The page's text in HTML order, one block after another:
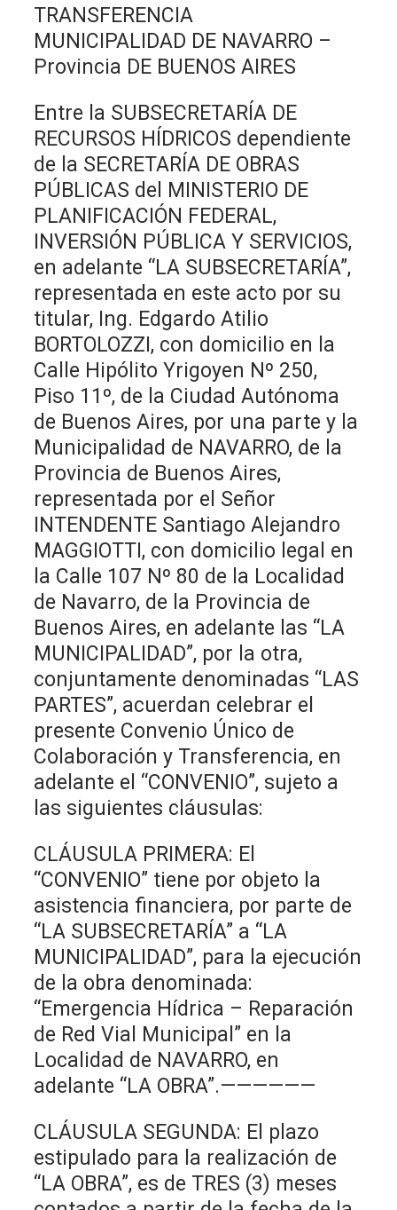
TRANSFERENCIA
MUNICIPALIDAD DE NAVARRO –
Provincia DE BUENOS AIRES
Entre la SUBSECRETARÍA DE
RECURSOS HÍDRICOS dependiente
de la SECRETARÍA DE OBRAS
PÚBLICAS del MINISTERIO DE
PLANIFICACIÓN FEDERAL,
INVERSIÓN PÚBLICA Y SERVICIOS,
en adelante “LA SUBSECRETARÍA”,
representada en este acto por su
titular, Ing. Edgardo Atilio
BORTOLOZZI, con domicilio en la
Calle Hipólito Yrigoyen Nº 250,
Piso 11º, de la Ciudad Autónoma
de Buenos Aires, por una parte y la
Municipalidad de NAVARRO, de la
Provincia de Buenos Aires,
representada por el Señor
INTENDENTE Santiago Alejandro
MAGGIOTTI, con domicilio legal en
la Calle 107 Nº 80 de la Localidad
de Navarro, de la Provincia de
Buenos Aires, en adelante las “LA
MUNICIPALIDAD”, por la otra,
conjuntamente denominadas “LAS
PARTES”, acuerdan celebrar el
presente Convenio Único de
Colaboración y Transferencia, en
adelante el “CONVENIO”, sujeto a
las siguientes cláusulas:
CLÁUSULA PRIMERA: El
“CONVENIO” tiene por objeto la
asistencia financiera, por parte de
“LA SUBSECRETARÍA” a “LA
MUNICIPALIDAD”, para la ejecución
de la obra denominada:
“Emergencia Hídrica – Reparación
de Red Vial Municipal” en la
Localidad de NAVARRO, en
adelante “LA OBRA”.——————
CLÁUSULA SEGUNDA: El plazo
estipulado para la realización de
“LA OBRA”, es de TRES (3) meses